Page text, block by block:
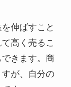
伸ばすこと
高く売るこ
きます。商
が、自分の